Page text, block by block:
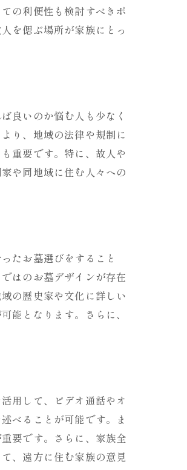
の利便性も検討すべきポ
を偲ぶ場所が家族にとっ
良いのか悩む人も少なく
り、地域の法律や規制に
重要です。特に、故人や
や同地域に住む人々への
たお墓選びをすること
はのお墓デザインが存在
の歴史家や文化に詳しい
能となります。さらに、
用して、ビデオ通話やオ
べることが可能です。ま
要です。さらに、家族全
、遠方に住む家族の意見